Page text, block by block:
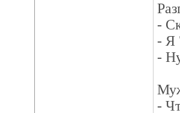
-
- Я
-
-